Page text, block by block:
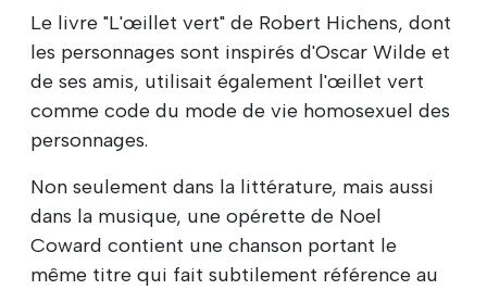
Le livre "L'œillet vert" de Robert Hichens, dont
les personnages sont inspirés d'Oscar Wilde et
de ses amis, utilisait également l'œillet vert
comme code du mode de vie homosexuel des
personnages.
Non seulement dans la littérature, mais aussi
dans la musique, une opérette de Noel
Coward contient une chanson portant le
même titre qui fait subtilement référence au